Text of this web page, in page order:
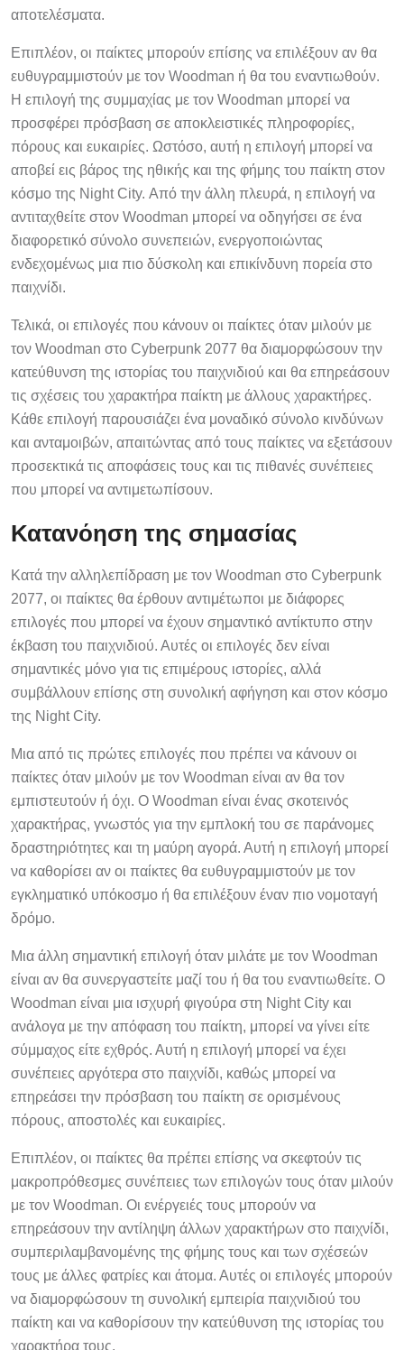
αποτελέσματα.
Επιπλέον, οι παίκτες μπορούν επίσης να επιλέξουν αν θα
ευθυγραμμιστούν με τον Woodman ή θα του εναντιωθούν.
Η επιλογή της συμμαχίας με τον Woodman μπορεί να
προσφέρει πρόσβαση σε αποκλειστικές πληροφορίες,
πόρους και ευκαιρίες. Ωστόσο, αυτή η επιλογή μπορεί να
αποβεί εις βάρος της ηθικής και της φήμης του παίκτη στον
κόσμο της Night City. Από την άλλη πλευρά, η επιλογή να
αντιταχθείτε στον Woodman μπορεί να οδηγήσει σε ένα
διαφορετικό σύνολο συνεπειών, ενεργοποιώντας
ενδεχομένως μια πιο δύσκολη και επικίνδυνη πορεία στο
παιχνίδι.
Τελικά, οι επιλογές που κάνουν οι παίκτες όταν μιλούν με
τον Woodman στο Cyberpunk 2077 θα διαμορφώσουν την
κατεύθυνση της ιστορίας του παιχνιδιού και θα επηρεάσουν
τις σχέσεις του χαρακτήρα παίκτη με άλλους χαρακτήρες.
Κάθε επιλογή παρουσιάζει ένα μοναδικό σύνολο κινδύνων
και ανταμοιβών, απαιτώντας από τους παίκτες να εξετάσουν
προσεκτικά τις αποφάσεις τους και τις πιθανές συνέπειες
που μπορεί να αντιμετωπίσουν.
Κατανόηση της σημασίας
Κατά την αλληλεπίδραση με τον Woodman στο Cyberpunk
2077, οι παίκτες θα έρθουν αντιμέτωποι με διάφορες
επιλογές που μπορεί να έχουν σημαντικό αντίκτυπο στην
έκβαση του παιχνιδιού. Αυτές οι επιλογές δεν είναι
σημαντικές μόνο για τις επιμέρους ιστορίες, αλλά
συμβάλλουν επίσης στη συνολική αφήγηση και στον κόσμο
της Night City.
Μια από τις πρώτες επιλογές που πρέπει να κάνουν οι
παίκτες όταν μιλούν με τον Woodman είναι αν θα τον
εμπιστευτούν ή όχι. Ο Woodman είναι ένας σκοτεινός
χαρακτήρας, γνωστός για την εμπλοκή του σε παράνομες
δραστηριότητες και τη μαύρη αγορά. Αυτή η επιλογή μπορεί
να καθορίσει αν οι παίκτες θα ευθυγραμμιστούν με τον
εγκληματικό υπόκοσμο ή θα επιλέξουν έναν πιο νομοταγή
δρόμο.
Μια άλλη σημαντική επιλογή όταν μιλάτε με τον Woodman
είναι αν θα συνεργαστείτε μαζί του ή θα του εναντιωθείτε. Ο
Woodman είναι μια ισχυρή φιγούρα στη Night City και
ανάλογα με την απόφαση του παίκτη, μπορεί να γίνει είτε
σύμμαχος είτε εχθρός. Αυτή η επιλογή μπορεί να έχει
συνέπειες αργότερα στο παιχνίδι, καθώς μπορεί να
επηρεάσει την πρόσβαση του παίκτη σε ορισμένους
πόρους, αποστολές και ευκαιρίες.
Επιπλέον, οι παίκτες θα πρέπει επίσης να σκεφτούν τις
μακροπρόθεσμες συνέπειες των επιλογών τους όταν μιλούν
με τον Woodman. Οι ενέργειές τους μπορούν να
επηρεάσουν την αντίληψη άλλων χαρακτήρων στο παιχνίδι,
συμπεριλαμβανομένης της φήμης τους και των σχέσεών
τους με άλλες φατρίες και άτομα. Αυτές οι επιλογές μπορούν
να διαμορφώσουν τη συνολική εμπειρία παιχνιδιού του
παίκτη και να καθορίσουν την κατεύθυνση της ιστορίας του
χαρακτήρα τους.